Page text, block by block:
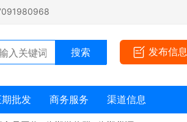
发布信息
期批发 商务服务 渠道信息